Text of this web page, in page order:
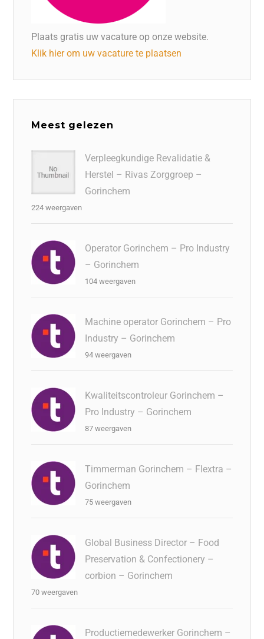
Plaats gratis uw vacature op onze website.
Klik hier om uw vacature te plaatsen
Meest gelezen
Verpleegkundige Revalidatie &
Herstel – Rivas Zorggroep –
Gorinchem
224 weergaven
Operator Gorinchem – Pro Industry
– Gorinchem
104 weergaven
Machine operator Gorinchem – Pro
Industry – Gorinchem
94 weergaven
Kwaliteitscontroleur Gorinchem –
Pro Industry – Gorinchem
87 weergaven
Timmerman Gorinchem – Flextra –
Gorinchem
75 weergaven
Global Business Director – Food
Preservation & Confectionery –
corbion – Gorinchem
70 weergaven
Productiemedewerker Gorinchem –